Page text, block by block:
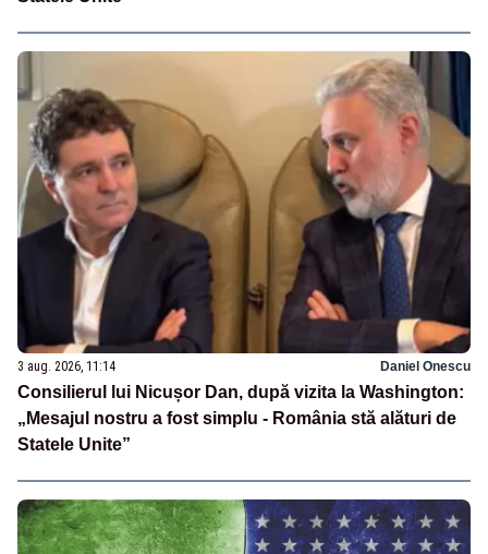
3 aug. 2026, 11:14 Daniel Onescu
Consilierul lui Nicușor Dan, după vizita la Washington:
„Mesajul nostru a fost simplu - România stă alături de
Statele Unite”